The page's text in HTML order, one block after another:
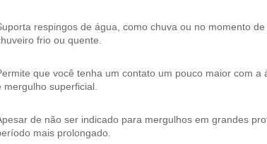
respingos de água, como chuva ou no momento
frio ou quente.
que você tenha um contato um pouco maior com
mergulho superficial.
de não ser indicado para mergulhos em grandes
mais prolongado.